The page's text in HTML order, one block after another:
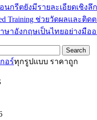
กรีตยังมีรายละเอียดเชิงลึ
Training ช่วยวัดผลและ
ษาอังกฤษเป็นไทยอย่างมือ
อร์ทุกรูปแบบ ราคาถูก